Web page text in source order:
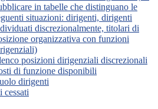
in tabelle che distinguano le
situazioni: dirigenti, dirigenti
discrezionalmente, titolari di
organizzativa con funzioni
posizioni dirigenziali discrezionali
di funzione disponibili
dirigenti
cessati